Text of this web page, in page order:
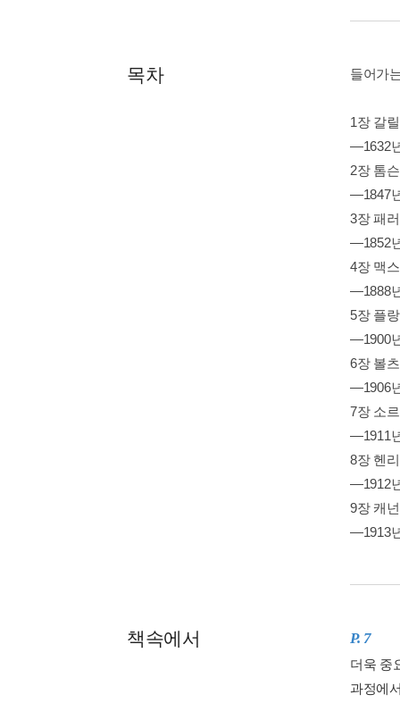
목차 들어가
1장 갈
—1632
2장 톰
—1847
3장 패
—1852
4장 맥
—1888
5장 플
—1900
6장 볼
—1906
7장 소
—1911
8장 헨
—1912
9장 캐
—1913
책속에서 P. 7
더욱 중
과정에